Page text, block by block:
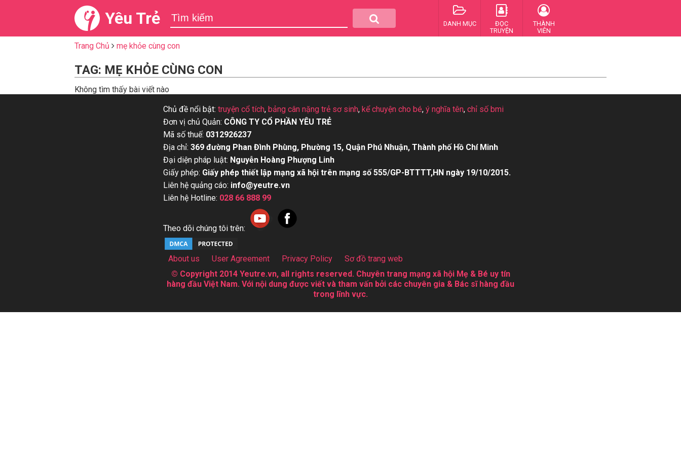
Yêu Trẻ DANH MỤC
ĐỌC
TRUYỆN
THÀNH
VIÊN
Trang Chủ mẹ khỏe cùng con
TAG: MẸ KHỎE CÙNG CON
Không tìm thấy bài viết nào
Chủ đề nổi bật: truyện cổ tích, bảng cân nặng trẻ sơ sinh, kể chuyện cho bé, ý nghĩa tên, chỉ số bmi
Đơn vị chủ Quản: CÔNG TY CỔ PHẦN YÊU TRẺ
Mã số thuế: 0312926237
Địa chỉ: 369 đường Phan Đình Phùng, Phường 15, Quận Phú Nhuận, Thành phố Hồ Chí Minh
Đại diện pháp luật: Nguyễn Hoàng Phượng Linh
Giấy phép: Giấy phép thiết lập mạng xã hội trên mạng số 555/GP-BTTTT,HN ngày 19/10/2015.
Liên hệ quảng cáo: info@yeutre.vn
Liên hệ Hotline: 028 66 888 99
Theo dõi chúng tôi trên:
About us User Agreement Privacy Policy
Sơ đồ trang web
© Copyright 2014 Yeutre.vn, all rights reserved. Chuyên trang mạng xã hội Mẹ & Bé uy tín
hàng đầu Việt Nam. Với nội dung được viết và tham vấn bởi các chuyên gia & Bác sĩ hàng đầu
trong lĩnh vực.